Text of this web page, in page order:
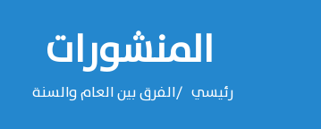
المنشورات
رئيسي الفرق بين العام والسنة